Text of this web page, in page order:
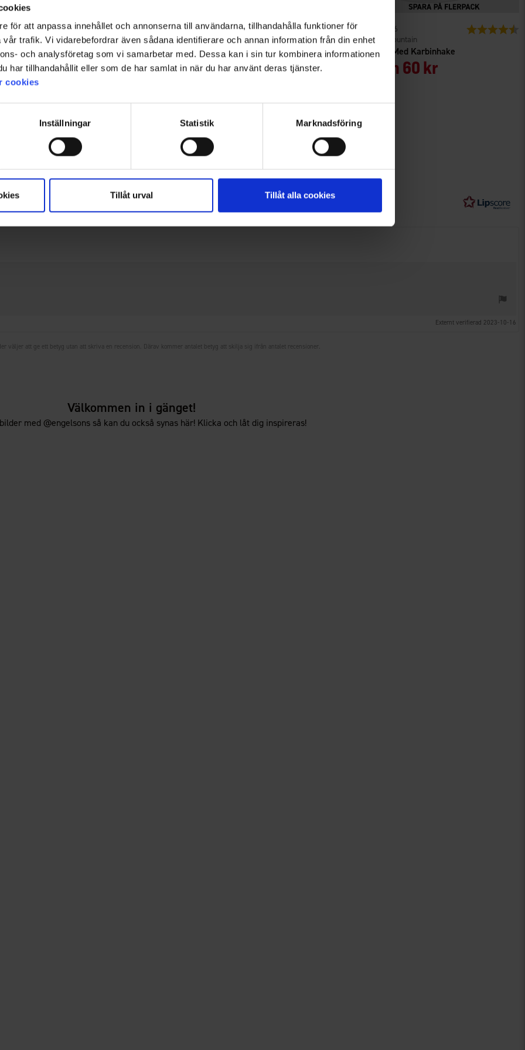
för att anpassa innehållet och annonserna till användarna, tillhandahålla funktioner för
trafik. Vi vidarebefordrar även sådana identifierare och annan information från din enhet
och analysföretag som vi samarbetar med. Dessa kan i sin tur kombinera informationen
har tillhandahållit eller som de har samlat in när du har använt deras tjänster.
cookies
Inställningar Statistik Marknadsföring
Tillåt urval Tillåt alla cookies
TC/4W
4.5 utav 5 stjärnor
Jacka Trail Dam
EP-Collection
6251
199 kr 449 kr
Betyg: 4.5 utav 5 stjärnor
Thermacell MR300C24H
Thermacell
6650
449 kr 579 kr
Betyg: 4.7 utav 5 stjärnor
Mugg Med Karbinhake
High Mountain
1066
Från 60 kr
Betyg:
Betyg:
5
Baserat på 3 betyg och 1
Externt verifierad 2023-10-16
väljer att ge ett betyg utan att skriva en recension. Därav kommer antalet betyg att skilja sig ifrån antalet recensioner.
Välkommen in i gänget!
med @engelsons så kan du också synas här! Klicka och låt dig inspireras!